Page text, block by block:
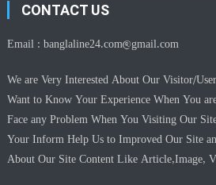
CONTACT US
Email :banglaline24.com@gmail.com
We are Very Interested About Our Visitor/
Want to Know Your Experience When You
Face any Problem When You Visiting Our
Your Inform Help Us to Improved Our Site
About Our Site Content Like Article,Image,